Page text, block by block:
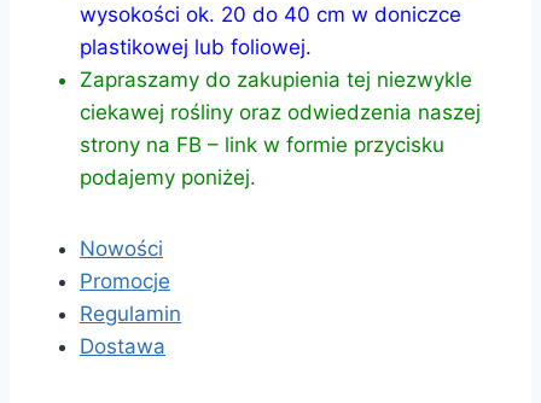
wysokości ok. 20 do 40 cm w doniczce
plastikowej lub foliowej.
Zapraszamy do zakupienia tej niezwykle
ciekawej rośliny oraz odwiedzenia naszej
strony na FB – link w formie przycisku
podajemy poniżej.
Nowości
Promocje
Regulamin
Dostawa